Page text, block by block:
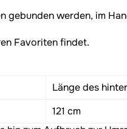
gebunden werden, im
Favoriten findet.
Länge des
121 cm